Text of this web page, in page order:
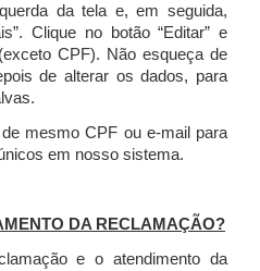
da tela e, em seguida,
Clique no botão “Editar” e
CPF). Não esqueça de
de alterar os dados, para
mesmo CPF ou e-mail para
em nosso sistema.
DA RECLAMAÇÃO?
e o atendimento da